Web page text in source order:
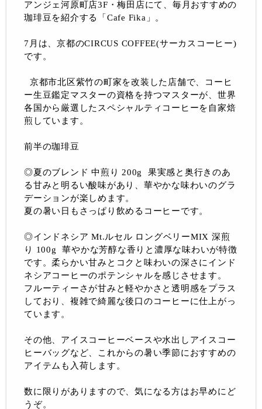
アンジェ河原町店3F・梅田店にて、毎月おすすめの
珈琲豆を紹介する「Cafe Fika」。
7月は、京都のCIRCUS COFFEE(サーカスコーヒー)
です。
京都市北区紫竹の町家を改装した店舗で、コーヒ
ー生豆鑑定マスターの資格を持つマスターが、世界
各国から厳選したスペシャルティコーヒーを自家焙
煎しています。
前半の珈琲豆
◎夏のブレンド 中煎り 200g 果実感と奥行きのあ
る甘みと明るい酸味があり、華やかな味わいのグラ
デーションが楽しめます。
夏の暑い日もさっぱり飲めるコーヒーです。
◎インドネシア Mt.ルセル ロングベリーMIX 深煎
り 100g 華やかな芳醇な香りと濃厚な味わいが特徴
です。柔らかい甘みとコクと味わいの深さにインド
ネシアコーヒーのポテンシャルを感じさせます。
フルーティーさが甘みと軽やかさと透明感をプラス
しており、複雑で綺麗な後口のコーヒーに仕上がっ
ています。
その他、アイスコーヒーベースや水出しアイスコー
ヒーバッグなど、これからの暑い季節におすすめの
アイテムも入荷します。
数に限りがありますので、気になる方はお早めにど
うぞ。